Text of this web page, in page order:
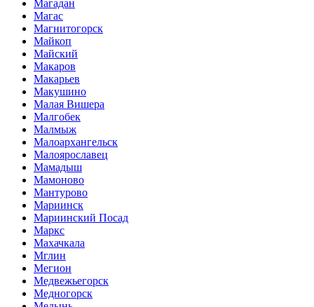
Магадан
Магас
Магнитогорск
Майкоп
Майский
Макаров
Макарьев
Макушино
Малая Вишера
Малгобек
Малмыж
Малоархангельск
Малоярославец
Мамадыш
Мамоново
Мантурово
Мариинск
Мариинский Посад
Маркс
Махачкала
Мглин
Мегион
Медвежьегорск
Медногорск